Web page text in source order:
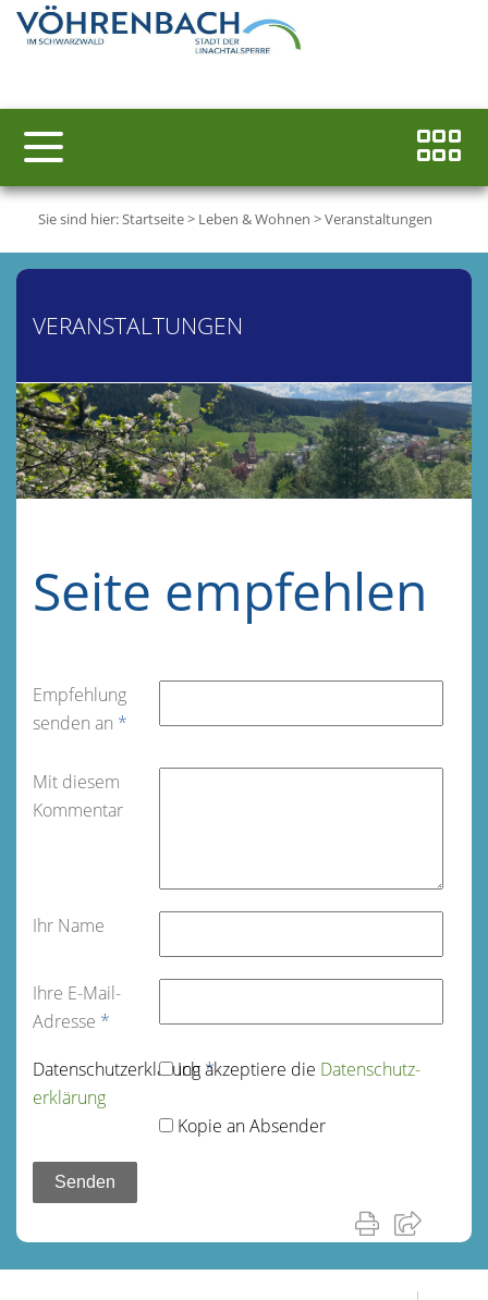
Sie sind hier:Startseite> Leben & Wohnen >Veranstaltungen
VERANSTALTUNGEN
Seite empfehlen
Empfehlung
senden an *
Mit diesem
Kommentar
Ihr Name
Ihre E-Mail-
Adresse *
Datenschutz­erklärung*
Ich akzeptiere die Datenschutz­
erklärung
Kopie an Absender